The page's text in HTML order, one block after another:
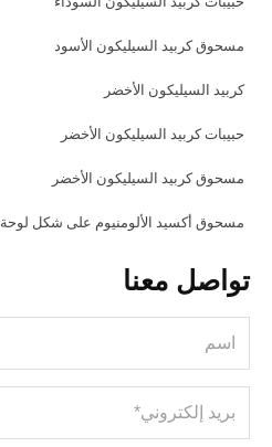
مسحوق كربيد السيليكون الأسود
كربيد السيليكون الأخضر
حبيبات كربيد السيليكون الأخضر
مسحوق كربيد السيليكون الأخضر
مسحوق أكسيد الألومنيوم على شكل لوحة
تواصل معنا